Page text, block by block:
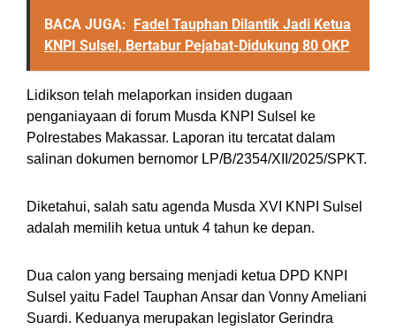
BACA JUGA: Fadel Tauphan Dilantik Jadi Ketua
KNPI Sulsel, Bertabur Pejabat-Didukung 80 OKP
Lidikson telah melaporkan insiden dugaan
penganiayaan di forum Musda KNPI Sulsel ke
Polrestabes Makassar. Laporan itu tercatat dalam
salinan dokumen bernomor LP/B/2354/XII/2025/SPKT.
Diketahui, salah satu agenda Musda XVI KNPI Sulsel
adalah memilih ketua untuk 4 tahun ke depan.
Dua calon yang bersaing menjadi ketua DPD KNPI
Sulsel yaitu Fadel Tauphan Ansar dan Vonny Ameliani
Suardi. Keduanya merupakan legislator Gerindra